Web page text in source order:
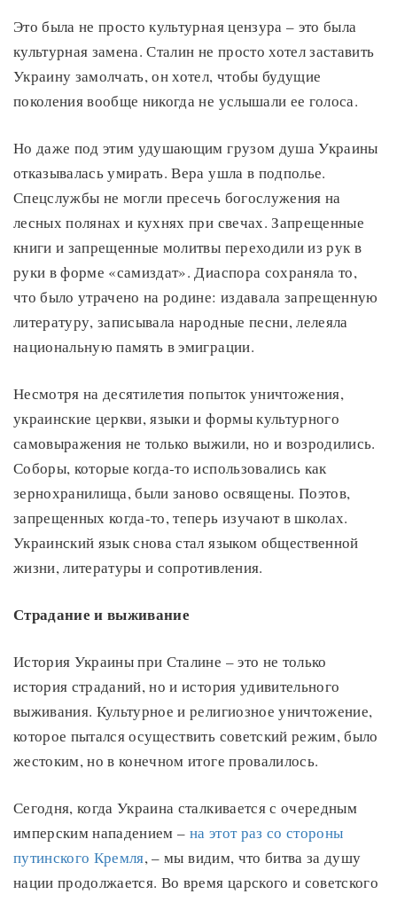
Это была не просто культурная цензура – это была
культурная замена. Сталин не просто хотел заставить
Украину замолчать, он хотел, чтобы будущие
поколения вообще никогда не услышали ее голоса.
Но даже под этим удушающим грузом душа Украины
отказывалась умирать. Вера ушла в подполье.
Спецслужбы не могли пресечь богослужения на
лесных полянах и кухнях при свечах. Запрещенные
книги и запрещенные молитвы переходили из рук в
руки в форме «самиздат». Диаспора сохраняла то,
что было утрачено на родине: издавала запрещенную
литературу, записывала народные песни, лелеяла
национальную память в эмиграции.
Несмотря на десятилетия попыток уничтожения,
украинские церкви, языки и формы культурного
самовыражения не только выжили, но и возродились.
Соборы, которые когда-то использовались как
зернохранилища, были заново освящены. Поэтов,
запрещенных когда-то, теперь изучают в школах.
Украинский язык снова стал языком общественной
жизни, литературы и сопротивления.
Страдание и выживание
История Украины при Сталине – это не только
история страданий, но и история удивительного
выживания. Культурное и религиозное уничтожение,
которое пытался осуществить советский режим, было
жестоким, но в конечном итоге провалилось.
Сегодня, когда Украина сталкивается с очередным
имперским нападением – на этот раз со стороны
путинского Кремля, – мы видим, что битва за душу
нации продолжается. Во время царского и советского